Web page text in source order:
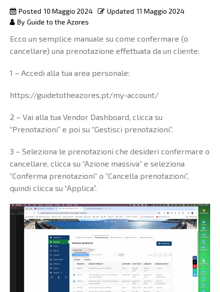
Posted 10 Maggio 2024 Updated 11 Maggio 2024
By Guide to the Azores
Ecco un semplice manuale su come confermare (o
cancellare) una prenotazione effettuata da un cliente:
1 – Accedi alla tua area personale:
https://guidetotheazores.pt/my-account/
2 – Vai alla tua Vendor Dashboard, clicca su
“Prenotazioni” e poi su “Gestisci prenotazioni”.
3 – Seleziona le prenotazioni che desideri confermare o
cancellare, clicca su “Azione massiva” e seleziona
“Conferma prenotazioni” o “Cancella prenotazioni”,
quindi clicca su “Applica”.